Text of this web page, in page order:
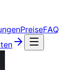
PreiseFAQ